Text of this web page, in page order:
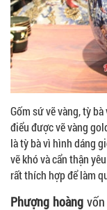
Gốm sứ vẽ vàng, tỳ
điểu được vẽ vàng
là tỳ bà vì hình dáng
vẽ khó và cẩn thận
rất thích hợp để làm
Phượng hoàng